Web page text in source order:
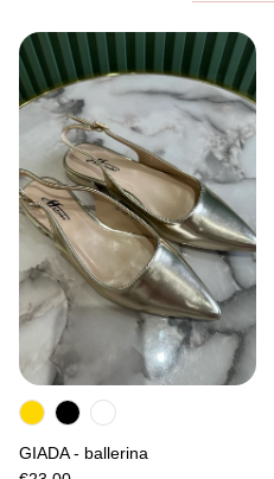
GIADA - ballerina